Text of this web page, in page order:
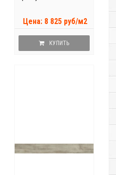
Цена: 8 825 руб/м2
КУПИТЬ